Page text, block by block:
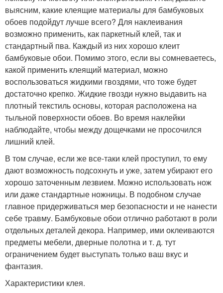
выясним, какие клеящие материалы для бамбуковых
обоев подойдут лучше всего? Для наклеивания
возможно применить, как паркетный клей, так и
стандартный пва. Каждый из них хорошо клеит
бамбуковые обои. Помимо этого, если вы сомневаетесь,
какой применить клеящий материал, можно
воспользоваться жидкими гвоздями, что тоже будет
достаточно крепко. Жидкие гвозди нужно выдавить на
плотный текстиль основы, которая расположена на
тыльной поверхности обоев. Во время наклейки
наблюдайте, чтобы между дощечками не просочился
лишний клей.
В том случае, если же все-таки клей проступил, то ему
дают возможность подсохнуть и уже, затем убирают его
хорошо заточенным лезвием. Можно использовать нож
или даже стандартные ножницы. В подобном случае
главное придерживаться мер безопасности и не нанести
себе травму. Бамбуковые обои отлично работают в роли
отдельных деталей декора. Например, ими оклеиваются
предметы мебели, дверные полотна и т. д. тут
ограничением будет выступать только ваш вкус и
фантазия.
Характеристики клея.